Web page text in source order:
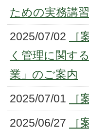
ための実務講
2025/07/02
［
く管理に関す
業」のご案内
2025/07/01
［
2025/06/27
［